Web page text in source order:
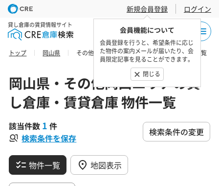
新規会員登録
会員機能について
会員登録を行うと、希望条件に応じ
た物件の案内メールが届いたり、会
員限定記事を見ることができます。
閉じる
ログイン
貸し倉庫の賃貸情報サイト
トップ 岡山県 その他岡山エリアの貸し倉庫・賃貸倉庫 物件一覧
岡山県・その他岡山エリアの貸
し倉庫・賃貸倉庫 物件一覧
該当件数 1 件
検索条件を保存
検索条件の変更
物件一覧 地図表示